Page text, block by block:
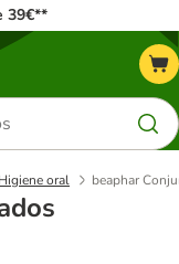
39€**
Higiene oral beaphar